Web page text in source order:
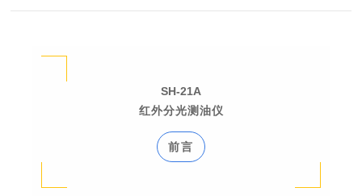
SH-21A
红外分光测油仪
前言